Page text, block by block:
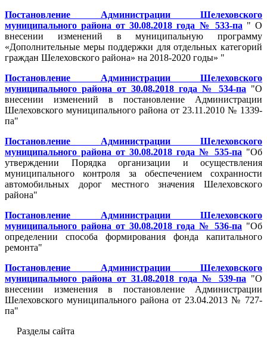
Постановление Администрации Шелеховского
муниципального района от 30.08.2018 года № 533-па " О
внесении изменений в муниципальную программу
«Дополнительные меры поддержки для отдельных категорий
граждан Шелеховского района» на 2018-2020 годы» "
Постановление Администрации Шелеховского
муниципального района от 30.08.2018 года № 534-па "О
внесении изменений в постановление Администрации
Шелеховского муниципального района от 23.11.2010 № 1339-
па"
Постановление Администрации Шелеховского
муниципального района от 30.08.2018 года № 535-па "Об
утверждении Порядка организации и осуществления
муниципального контроля за обеспечением сохранности
автомобильных дорог местного значения Шелеховского
района"
Постановление Администрации Шелеховского
муниципального района от 30.08.2018 года № 536-па "Об
определении способа формирования фонда капитального
ремонта"
Постановление Администрации Шелеховского
муниципального района от 31.08.2018 года № 539-па "О
внесении изменения в постановление Администрации
Шелеховского муниципального района от 23.04.2013 № 727-
па"
Разделы сайта